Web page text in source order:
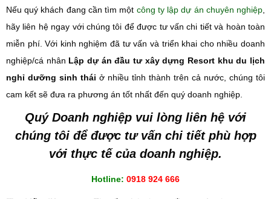
Nếu quý khách đang cần tìm một công ty lập dự án chuyên nghiệp,
hãy liên hệ ngay với chúng tôi để được tư vấn chi tiết và hoàn toàn
miễn phí. Với kinh nghiệm đã tư vấn và triển khai cho nhiều doanh
nghiệp/cá nhân Lập dự án đầu tư xây dựng Resort khu du lịch
nghỉ dưỡng sinh thái ở nhiều tỉnh thành trên cả nước, chúng tôi
cam kết sẽ đưa ra phương án tốt nhất đến quý doanh nghiệp.
Quý Doanh nghiệp vui lòng liên hệ với
chúng tôi để được tư vấn chi tiết phù hợp
với thực tế của doanh nghiệp.
Hotline: 0918 924 666